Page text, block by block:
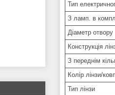
Тип
З ламп. в
Діаметр отвору
Конструкція
З переднім
Колір лінзи/
Тип лінзи